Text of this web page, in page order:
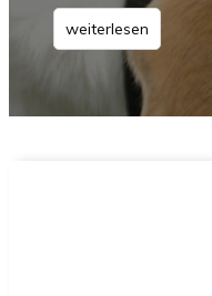
weiterlesen